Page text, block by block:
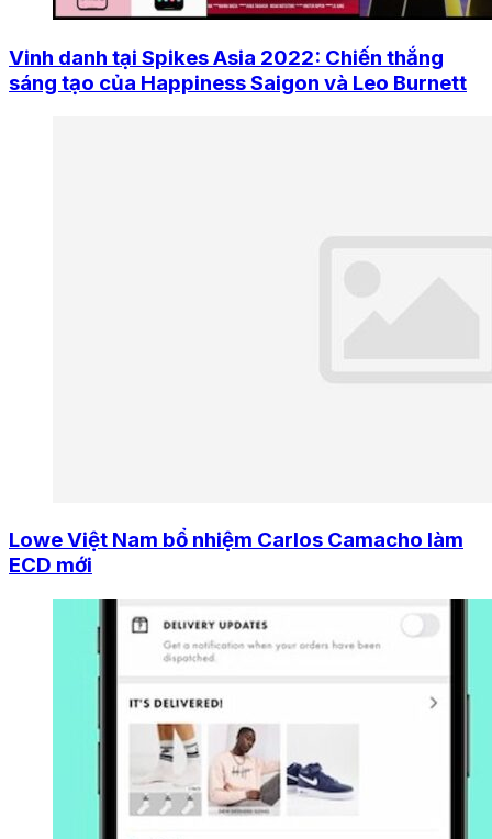
Vinh danh tại Spikes Asia 2022: Chiến thắng
sáng tạo của Happiness Saigon và Leo Burnett
Lowe Việt Nam bổ nhiệm Carlos Camacho làm
ECD mới